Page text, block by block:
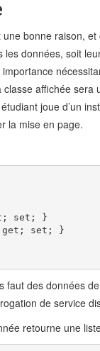
une bonne raison,
données, soit
affichée sera
joue d’un
la mise en page.
set; }
set; }
faut des données
de service
retourne une